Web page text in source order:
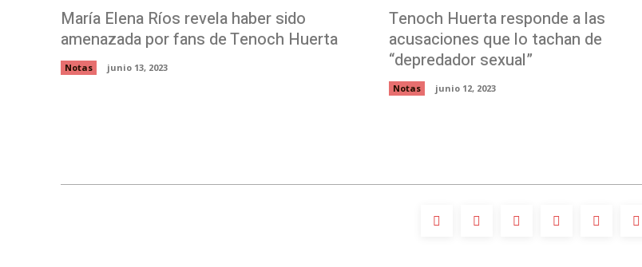
María Elena Ríos revela haber sido
amenazada por fans de Tenoch Huerta
Notas junio 13, 2023
Tenoch Huerta responde a las
acusaciones que lo tachan de
“depredador sexual”
Notas junio 12, 2023